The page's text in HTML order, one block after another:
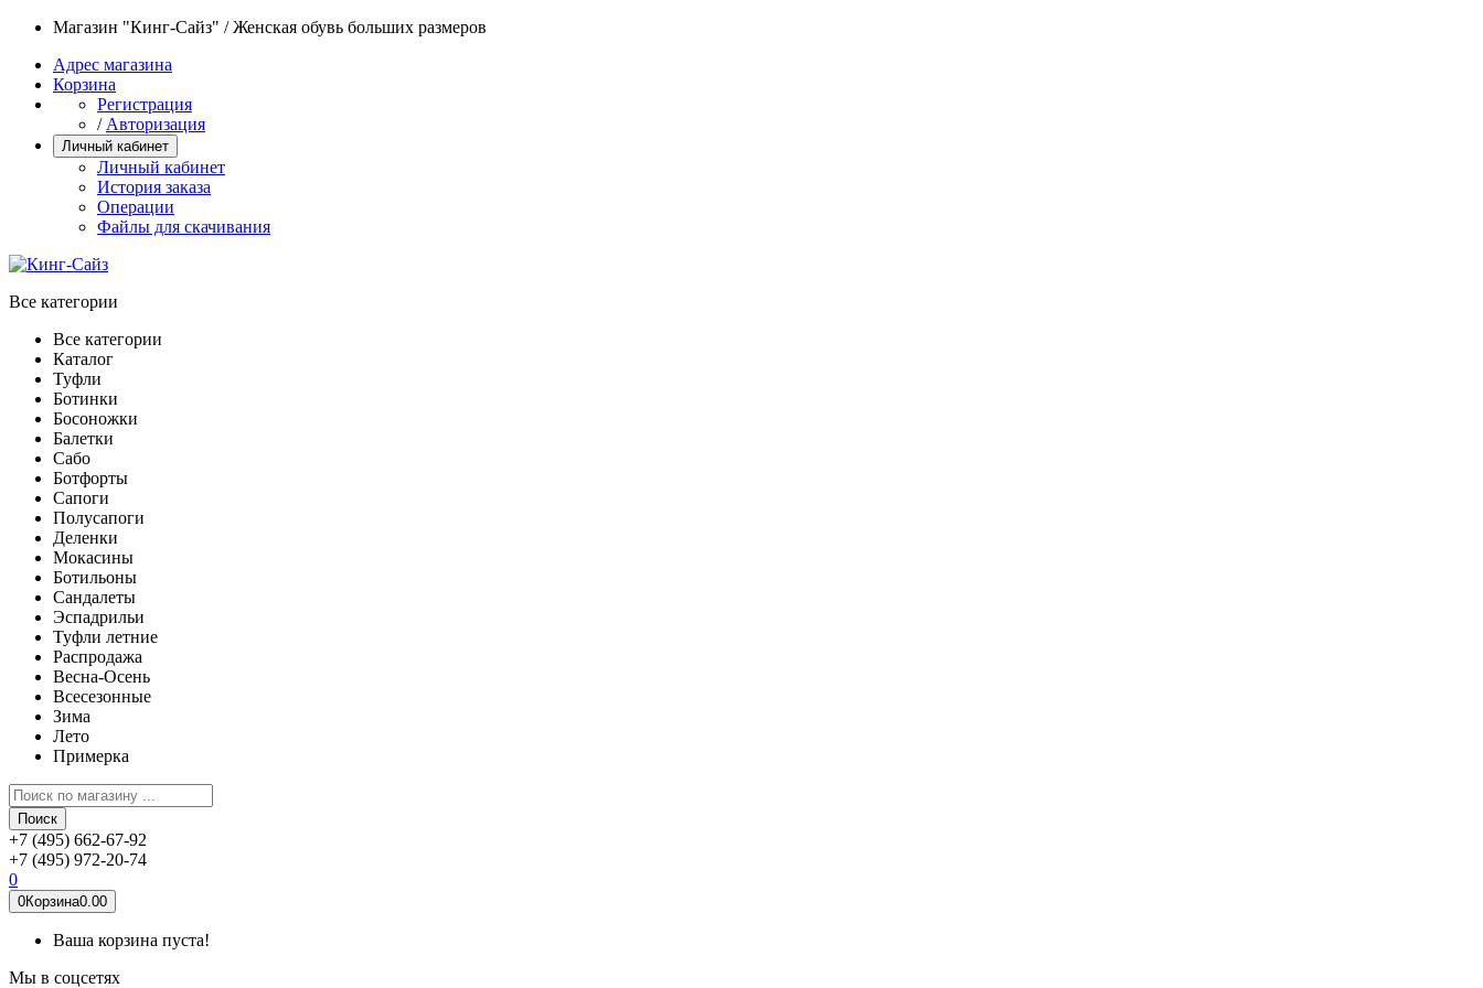
Магазин "Кинг-Сайз" / Женская обувь больших размеров
Адрес магазина
Корзина
Регистрация
/ Авторизация
Личный кабинет
Личный кабинет
История заказа
Операции
Файлы для скачивания
Все категории
Все категории
Каталог
Туфли
Ботинки
Босоножки
Балетки
Сабо
Ботфорты
Сапоги
Полусапоги
Деленки
Мокасины
Ботильоны
Сандалеты
Эспадрильи
Туфли летние
Распродажа
Весна-Осень
Всесезонные
Зима
Лето
Примерка
Поиск
+7 (495) 662-67-92
+7 (495) 972-20-74
0
0Корзина0.00
Ваша корзина пуста!
Мы в соцсетях